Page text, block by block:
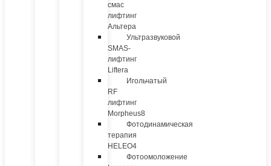
смас
лифтинг
Альтера
Ультразвуковой
SMAS-
лифтинг
Liftera
Игольчатый
RF
лифтинг
Morpheus8
Фотодинамическая
терапия
HELEO4
Фотоомоложение